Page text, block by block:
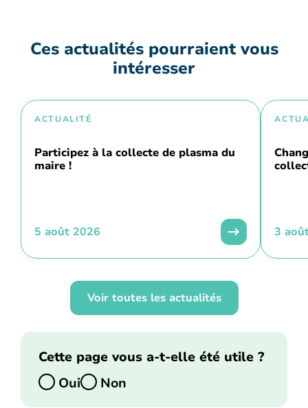
Ces actualités pourraient vous
intéresser
ACTUALITÉ
Participez à la collecte de plasma du
maire !
5 août 2026 3
Voir toutes les actualités
Cette page vous a-t-elle été utile ?
Oui
Non